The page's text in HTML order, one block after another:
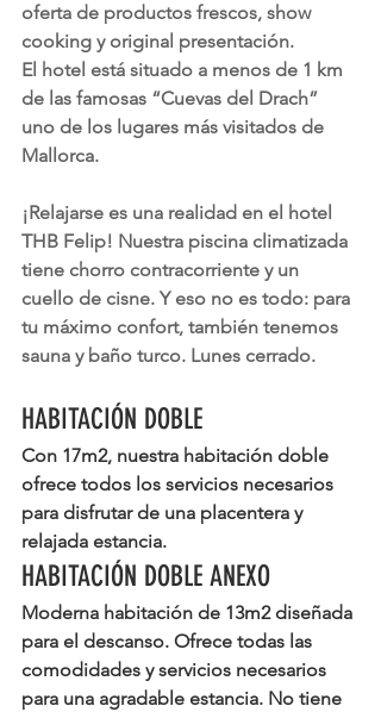
oferta de productos frescos, show
cooking y original presentación.
El hotel está situado a menos de 1 km
de las famosas “Cuevas del Drach”
uno de los lugares más visitados de
Mallorca.
¡Relajarse es una realidad en el hotel
THB Felip! Nuestra piscina climatizada
tiene chorro contracorriente y un
cuello de cisne. Y eso no es todo: para
tu máximo confort, también tenemos
sauna y baño turco. Lunes cerrado.
HABITACIÓN DOBLE
Con 17m2, nuestra habitación doble
ofrece todos los servicios necesarios
para disfrutar de una placentera y
relajada estancia.
HABITACIÓN DOBLE ANEXO
Moderna habitación de 13m2 diseñada
para el descanso. Ofrece todas las
comodidades y servicios necesarios
para una agradable estancia. No tiene